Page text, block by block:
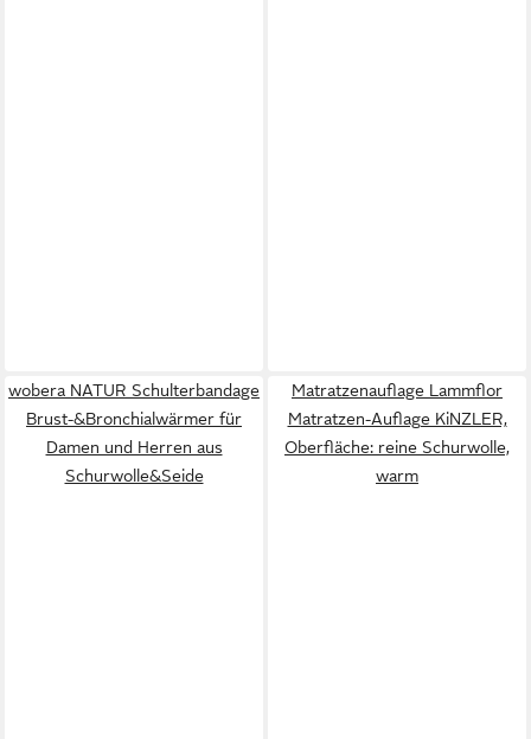
wobera NATUR Schulterbandage
Brust-&Bronchialwärmer für
Damen und Herren aus
Schurwolle&Seide
Matratzenauflage Lammflor
Matratzen-Auflage KiNZLER,
Oberfläche: reine Schurwolle,
warm